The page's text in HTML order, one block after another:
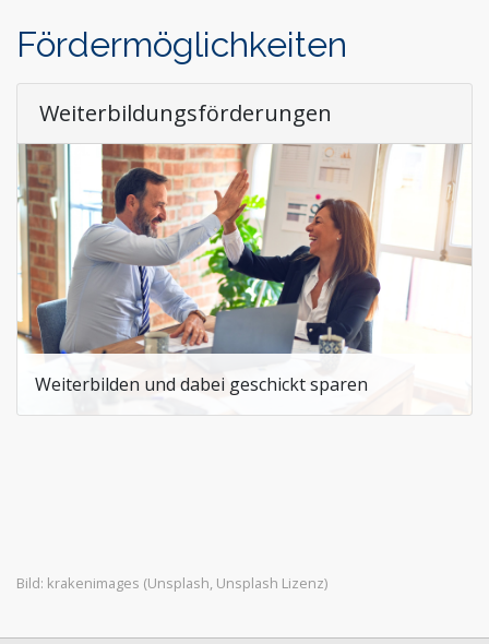
Fördermöglichkeiten
Weiterbildungsförderungen
Weiterbilden und dabei geschickt sparen
Bild: krakenimages (Unsplash, Unsplash Lizenz)